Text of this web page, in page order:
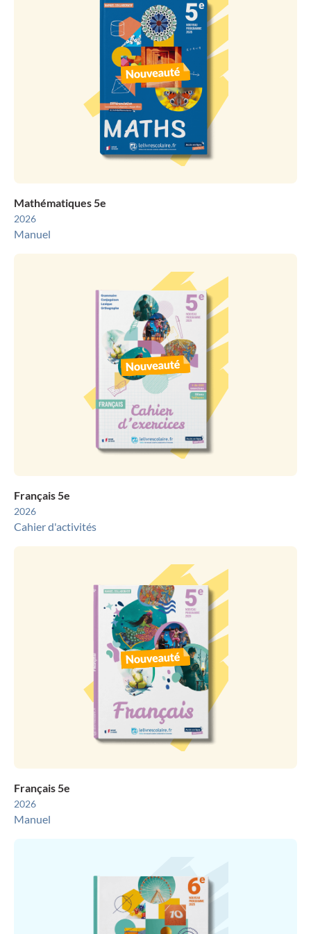
Mathématiques 5e
2026
Manuel
Français 5e
2026
Cahier d'activités
Français 5e
2026
Manuel